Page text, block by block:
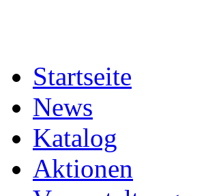
Startseite
News
Katalog
Aktionen